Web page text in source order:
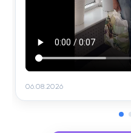
06.08.2026